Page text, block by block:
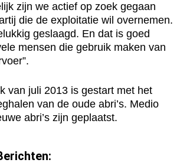
zijn we actief op zoek gegaan
die de exploitatie wil overnemen.
geslaagd. En dat is goed
mensen die gebruik maken van
van juli 2013 is gestart met het
van de oude abri’s. Medio
abri’s zijn geplaatst.